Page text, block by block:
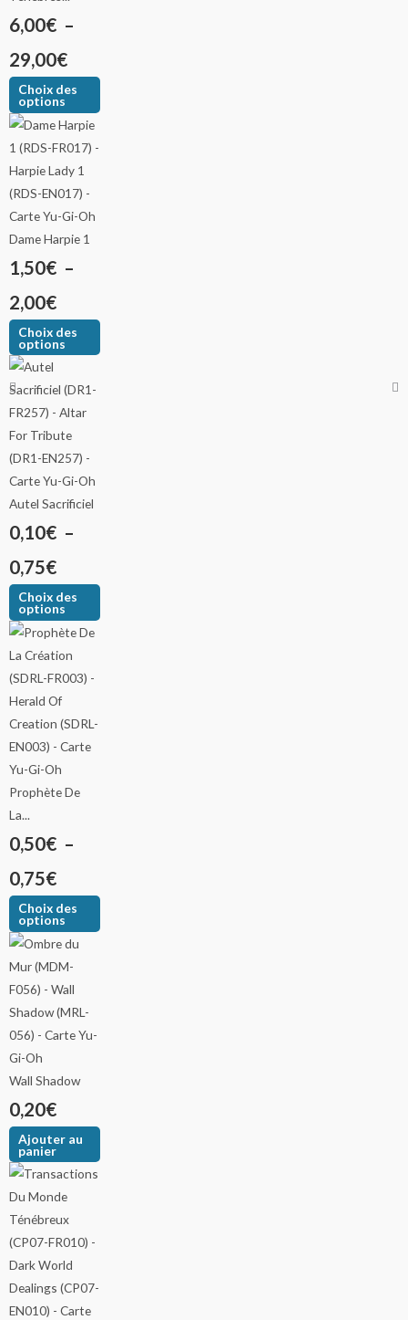
6,00€ –
29,00€
Choix des
options
Dame Harpie 1
1,50€ –
2,00€
Choix des
options
Autel Sacrificiel
0,10€ –
0,75€
Choix des
options
Prophète De
La...
0,50€ –
0,75€
Choix des
options
Wall Shadow
0,20€
Ajouter au
panier